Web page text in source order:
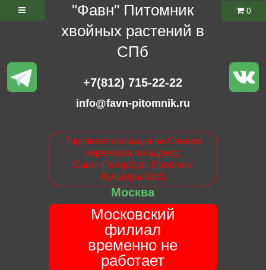
"Фавн" Питомник
хвойных растений в
СПб
+7(812) 715-22-22
info@favn-pitomnik.ru
Торговая площадка на Севере
переехала по адресу:
Санкт-Петербург. Проспект
Культуры 63с1
Москва
Московский
филиал
временно не
работает
0